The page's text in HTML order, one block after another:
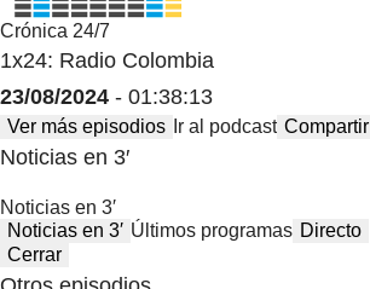
Crónica 24/7
1x24: Radio Colombia
23/08/2024 - 01:38:13
Ver más episodios Ir al podcast Compartir
Noticias en 3′
Noticias en 3′
Noticias en 3′ Últimos programas Directo
Cerrar